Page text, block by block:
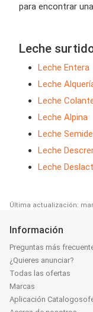
para encontrar
Leche
Leche Entera
Leche
Leche
Leche Alpina
Leche
Leche
Leche
Última actualización:
Información
Preguntas más
¿Quieres anunciar?
Todas las ofertas
Marcas
Aplicación